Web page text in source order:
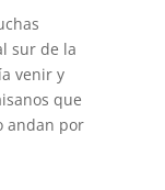
sur de la
venir y
que
andan por